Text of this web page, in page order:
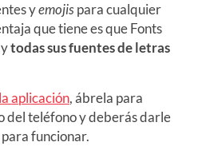
yemojispara cualquier
que tiene es que Fonts
todas sus fuentes de letras
aplicación, ábrela para
del teléfono y deberás darle
funcionar.